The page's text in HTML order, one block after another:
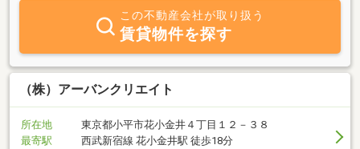
いく住まいをご提供できる。」そう考えているからです。おかげさ
まで、お客様からのご紹介も非常に多く、他社様にはない物件も多
数取り揃えております。また、地元環境を熟慮した上での物件選
び、仲介に大変ご好評いただいており、両隣の入居者も把握してお
りますので、安心してお住まいいただけます。当社ホームページに
も最新の物件情報が満載となっていますので、ぜひ一度ご覧下さ
問い合せ下さい。スタッフ一同、ご来店お待ちしてます。
この不動産会社が取り扱う
賃貸物件を探す
（株）アーバンクリエイト
所在地
東京都小平市花小金井４丁目１２－３８
最寄駅
西武新宿線 花小金井駅 徒歩18分